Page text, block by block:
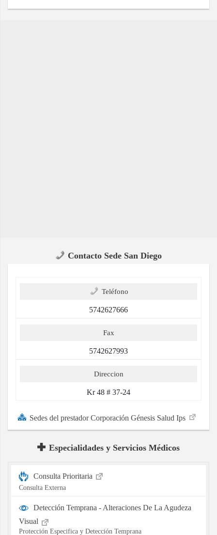
Contacto Sede San Diego
Teléfono
5742627666
Fax
5742627993
Direccion
Kr 48 # 37-24
Sedes del prestador Corporación Génesis Salud Ips
Especialidades y Servicios Médicos
Consulta Prioritaria
Consulta Externa
Detección Temprana - Alteraciones De La Agudeza
Visual
Protección Especifica y Detección Temprana